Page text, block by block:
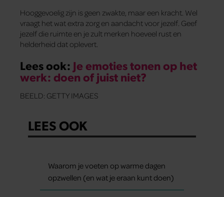
Hooggevoelig zijn is geen zwakte, maar een kracht. Wel
vraagt het wat extra zorg en aandacht voor jezelf. Geef
jezelf die ruimte en je zult merken hoeveel rust en
helderheid dat oplevert.
Lees ook: Je emoties tonen op het
werk: doen of juist niet?
BEELD: GETTY IMAGES
LEES OOK
Waarom je voeten op warme dagen
opzwellen (en wat je eraan kunt doen)